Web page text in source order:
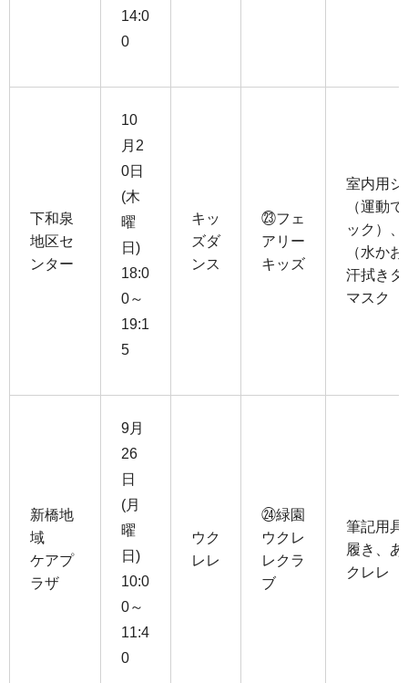
14:0
0
下和泉
地区セ
ンター
10
月2
0日
(木
曜
日)
18:0
0～
19:1
5
キッ
ズダ
ンス
㉓フェ
アリー
キッズ
室内用シ
（運動
ック）、
（水か
汗拭きタ
マスク
新橋地
域
ケアプ
ラザ
9月
26
日
(月
曜
日)
10:0
0～
11:4
0
ウク
レレ
㉔緑園
ウクレ
レクラ
ブ
筆記用具
履き、
クレレ